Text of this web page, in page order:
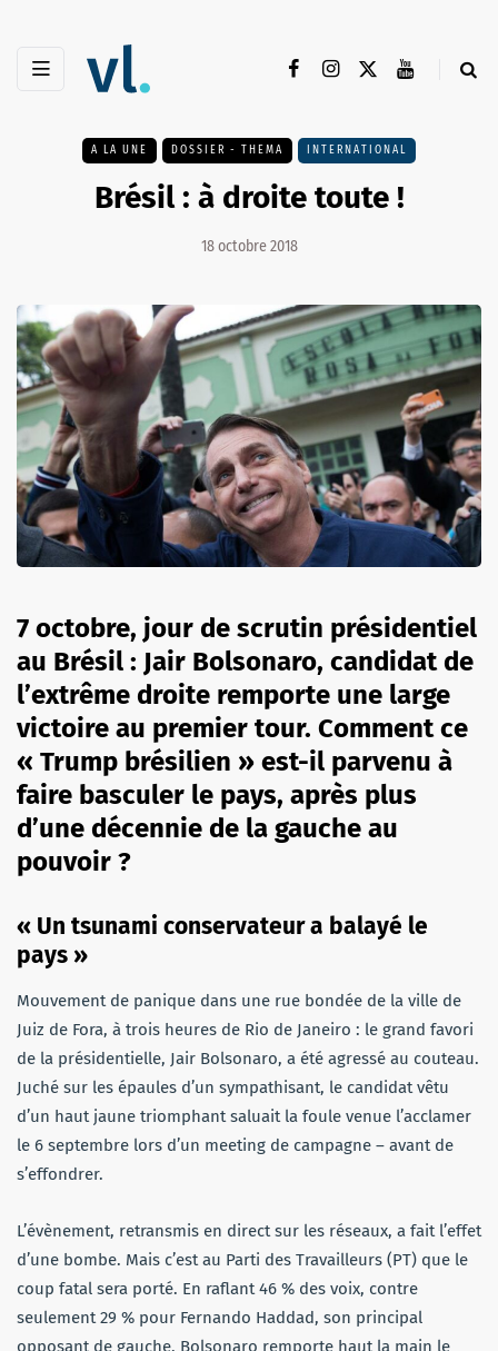
A LA UNE DOSSIER - THEMA INTERNATIONAL
Brésil : à droite toute !
18 octobre 2018
7 octobre, jour de scrutin présidentiel
au Brésil : Jair Bolsonaro, candidat de
l’extrême droite remporte une large
victoire au premier tour. Comment ce
« Trump brésilien » est-il parvenu à
faire basculer le pays, après plus
d’une décennie de la gauche au
pouvoir ?
« Un tsunami conservateur a balayé le
pays »
Mouvement de panique dans une rue bondée de la ville de
Juiz de Fora, à trois heures de Rio de Janeiro : le grand favori
de la présidentielle, Jair Bolsonaro, a été agressé au couteau.
Juché sur les épaules d’un sympathisant, le candidat vêtu
d’un haut jaune triomphant saluait la foule venue l’acclamer
le 6 septembre lors d’un meeting de campagne – avant de
s’effondrer.
L’évènement, retransmis en direct sur les réseaux, a fait l’effet
d’une bombe. Mais c’est au Parti des Travailleurs (PT) que le
coup fatal sera porté. En raflant 46 % des voix, contre
seulement 29 % pour Fernando Haddad, son principal